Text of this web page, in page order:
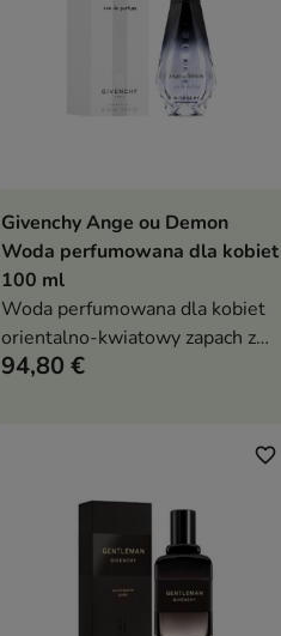
Dodaj do koszyka
Givenchy Ange ou Demon
Woda perfumowana dla kobiet
100 ml
Woda perfumowana dla kobiet
orientalno-kwiatowy zapach z
nutą mandarynki, szafranu, lilii i
94,80 €
favorite_border